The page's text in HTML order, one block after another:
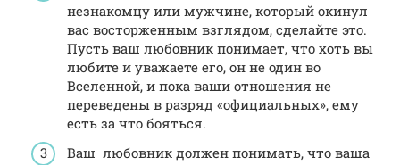
незнакомцу или мужчине, который окинул
вас восторженным взглядом, сделайте это.
Пусть ваш любовник понимает, что хоть вы
любите и уважаете его, он не один во
Вселенной, и пока ваши отношения не
переведены в разряд «официальных», ему
есть за что бояться.
Ваш любовник должен понимать, что ваша